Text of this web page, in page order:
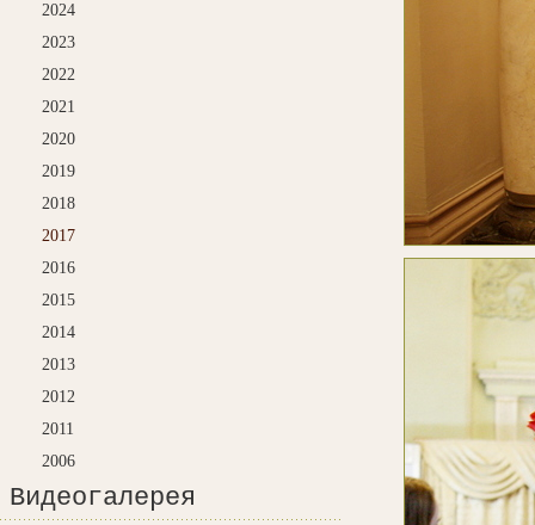
2024
2023
2022
2021
2020
2019
2018
2017
2016
2015
2014
2013
2012
2011
2006
Видеогалерея